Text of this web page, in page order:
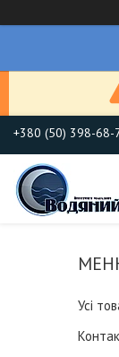
+380 (50) 398-68-
Усі